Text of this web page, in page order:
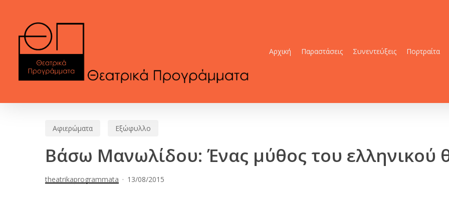
Αρχική Παραστάσεις Συνεντεύξεις Πορτραίτα
Αφιερώματα Εξώφυλλο
Βάσω Μανωλίδου: Ένας μύθος του ελληνικού
theatrikaprogrammata 13/08/2015